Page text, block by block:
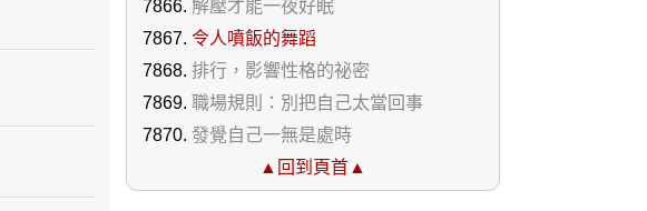
解壓才能一夜好眠
令人噴飯的舞蹈
排行，影響性格的祕密
職場規則：別把自己太當回事
發覺自己一無是處時
▲回到頁首▲